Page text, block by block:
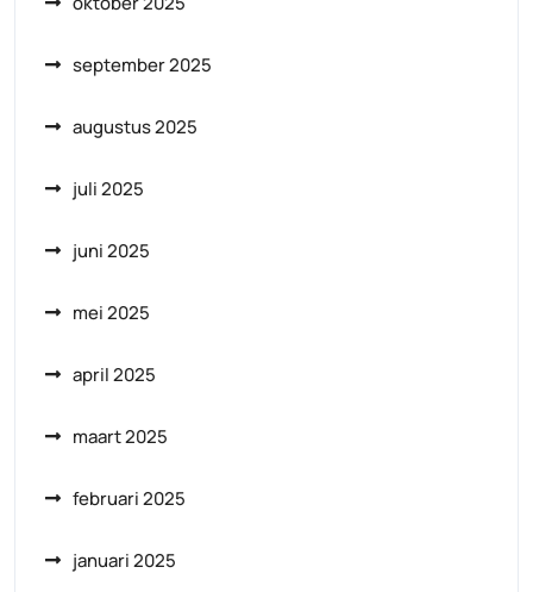
september 2025
augustus 2025
juli 2025
juni 2025
mei 2025
april 2025
maart 2025
februari 2025
januari 2025